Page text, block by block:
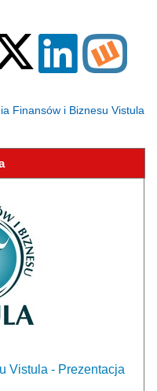
Finansów i Biznesu Vistula
Vistula - Prezentacja